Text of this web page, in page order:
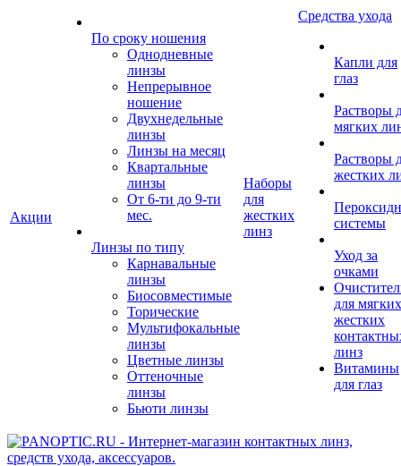
Акции
По сроку ношения
Однодневные
линзы
Непрерывное
ношение
Двухнедельные
линзы
Линзы на месяц
Квартальные
линзы
От 6-ти до 9-ти
мес.
Линзы по типу
Карнавальные
линзы
Биосовместимые
Торические
Мультифокальные
линзы
Цветные линзы
Оттеночные
линзы
Бьюти линзы
Наборы
для
жестких
линз
Средства ухода
Капли для
глаз
Растворы
мягких
Растворы
жестких
системы
Уход за
очками
для
жестких
линз
Витамины
для глаз